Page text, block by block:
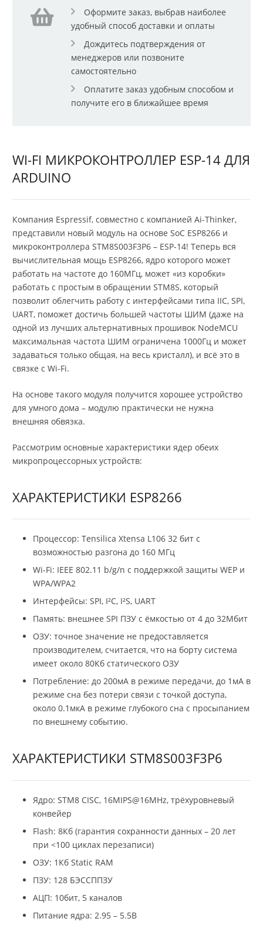
Оформите заказ, выбрав наиболее
удобный способ доставки и оплаты
Дождитесь подтверждения от
менеджеров или позвоните
самостоятельно
Оплатите заказ удобным способом и
получите его в ближайшее время
WI-FI МИКРОКОНТРОЛЛЕР ESP-14 ДЛЯ
ARDUINO
Компания Espressif, совместно с компанией Ai-Thinker,
представили новый модуль на основе SoC ESP8266 и
микроконтроллера STM8S003F3P6 – ESP-14! Теперь вся
вычислительная мощь ESP8266, ядро которого может
работать на частоте до 160МГц, может «из коробки»
работать с простым в обращении STM8S, который
позволит облегчить работу с интерфейсами типа IIC, SPI,
UART, поможет достичь большей частоты ШИМ (даже на
одной из лучших альтернативных прошивок NodeMCU
максимальная частота ШИМ ограничена 1000Гц и может
задаваться только общая, на весь кристалл), и всё это в
связке с Wi-Fi.
На основе такого модуля получится хорошее устройство
для умного дома – модулю практически не нужна
внешняя обвязка.
Рассмотрим основные характеристики ядер обеих
микропроцессорных устройств:
ХАРАКТЕРИСТИКИ ESP8266
Процессор: Tensilica Xtensa L106 32 бит с
возможностью разгона до 160 МГц
Wi-Fi: IEEE 802.11 b/g/n с поддержкой защиты WEP и
WPA/WPA2
Интерфейсы: SPI, I²C, I²S, UART
Память: внешнее SPI ПЗУ с ёмкостью от 4 до 32Мбит
ОЗУ: точное значение не предоставляется
производителем, считается, что на борту система
имеет около 80Кб статического ОЗУ
Потребление: до 200мА в режиме передачи, до 1мА в
режиме сна без потери связи с точкой доступа,
около 0.1мкА в режиме глубокого сна с просыпанием
по внешнему событию.
ХАРАКТЕРИСТИКИ STM8S003F3P6
Ядро: STM8 CISC, 16MIPS@16MHz, трёхуровневый
конвейер
Flash: 8Кб (гарантия сохранности данных – 20 лет
при <100 циклах перезаписи)
ОЗУ: 1Кб Static RAM
ПЗУ: 128 БЭССППЗУ
АЦП: 10бит, 5 каналов
Питание ядра: 2.95 – 5.5В